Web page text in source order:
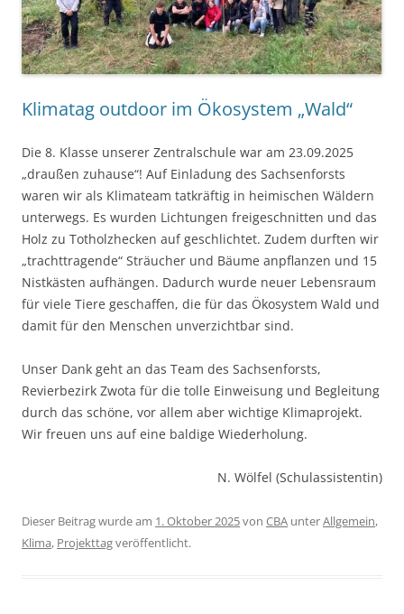
Klimatag outdoor im Ökosystem „Wald“
Die 8. Klasse unserer Zentralschule war am 23.09.2025
„draußen zuhause“! Auf Einladung des Sachsenforsts
waren wir als Klimateam tatkräftig in heimischen Wäldern
unterwegs. Es wurden Lichtungen freigeschnitten und das
Holz zu Totholzhecken auf geschlichtet. Zudem durften wir
„trachttragende“ Sträucher und Bäume anpflanzen und 15
Nistkästen aufhängen. Dadurch wurde neuer Lebensraum
für viele Tiere geschaffen, die für das Ökosystem Wald und
damit für den Menschen unverzichtbar sind.
Unser Dank geht an das Team des Sachsenforsts,
Revierbezirk Zwota für die tolle Einweisung und Begleitung
durch das schöne, vor allem aber wichtige Klimaprojekt.
Wir freuen uns auf eine baldige Wiederholung.
N. Wölfel (Schulassistentin)
Dieser Beitrag wurde am 1. Oktober 2025von CBA unterAllgemein,
Klima, Projekttagveröffentlicht.